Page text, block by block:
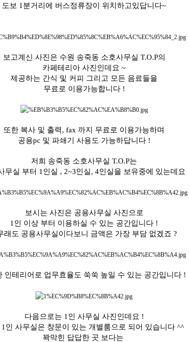
도보 1분거리에 버스정류장이 위치하고있답니다~
보고계신 사진은 수원 송죽동 소호사무실 T.O.P의
카페테리아 사진인데요 ~
제공하는 간식 및 커피 그리고 모든 음료들을
무료로 이용가능합니다 !
또한 복사 및 출력, fax 까지 무료로 이용가능하며
공용pc 및 파쇄기 사용도 가능하답니다 !
저희 송죽동 소호사무실 T.O.P는
무실 부터 1인실 , 2~3인실, 4인실을 보유중에 있는데요
보시는 사진은 공용사무실 사진으로
1인 이상 부터 이용하실 수 있는 공간입니다 !
래도 공용사무실이다보니 금액은 가장 부담 없겠죠 ?
인테리어로 업무효율도 쑥쑥 높일 수 있는 공간입니다 !
다음으로는 1인 사무실 사진인데요 !
1인 사무실은 창문이 있는 개별룸으로 되어 있습니다 ^^
꽉막힌 답답한 곳 보다는